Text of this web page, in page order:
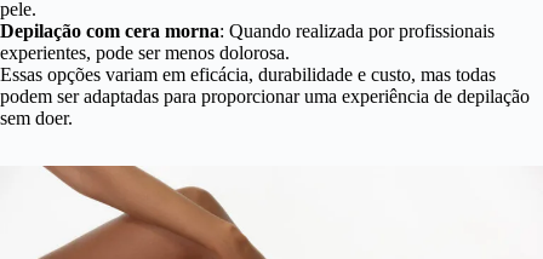
pele.
Depilação com cera morna: Quando realizada por profissionais
experientes, pode ser menos dolorosa.
Essas opções variam em eficácia, durabilidade e custo, mas todas
podem ser adaptadas para proporcionar uma experiência de depilação
sem doer.